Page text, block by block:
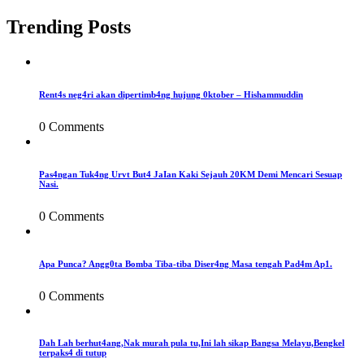
Trending Posts
Rent4s neg4ri akan dipertimb4ng hujung 0ktober – Hishammuddin
0 Comments
Pas4ngan Tuk4ng Urvt But4 JaIan Kaki Sejauh 20KM Demi Mencari Sesuap
Nasi.
0 Comments
Apa Punca? Angg0ta Bomba Tiba-tiba Diser4ng Masa tengah Pad4m Ap1.
0 Comments
Dah Lah berhut4ang,Nak murah pula tu,Ini lah sikap Bangsa Melayu,Bengkel
terpaks4 di tutup